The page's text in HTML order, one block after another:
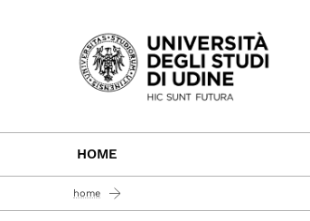
Passa al contenuto principale
HOME
home